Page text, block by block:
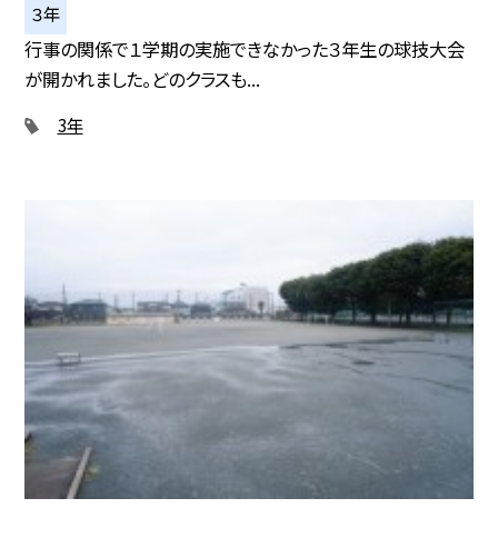
３年
行事の関係で１学期の実施できなかった３年生の球技大会
が開かれました。どのクラスも...
3年